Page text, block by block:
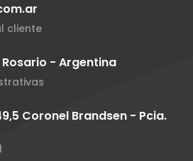
cliente
Rosario - Argentina
Coronel Brandsen - Pcia.